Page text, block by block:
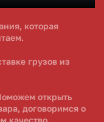
которая
грузов из
открыть
договоримся о
качество.